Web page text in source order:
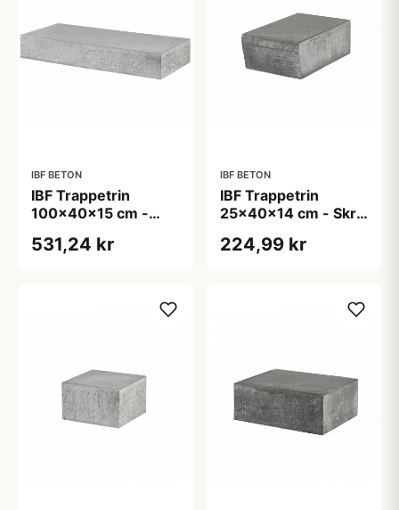
IBF BETON
IBF Trappetrin
100x40x15 cm -
531,24 kr
IBF BETON
IBF Trappetrin
25x40x14 cm - Skrå
224,99 kr